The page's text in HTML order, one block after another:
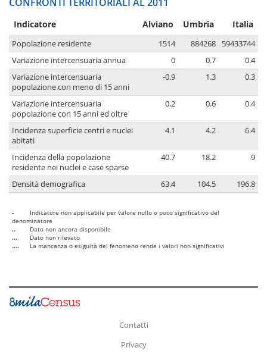
Indicatore Alviano Umbria Italia
Popolazione residente 1514 884268
59433744
Variazione intercensuaria annua
0 0.7
0.4
Variazione intercensuaria
popolazione con meno di 15 anni
-0.9 1.3 0.3
Variazione intercensuaria
popolazione con 15 anni ed oltre
0.2 0.6 0.4
Incidenza superficie centri e nuclei
abitati
4.1 4.2 6.4
Incidenza della popolazione
residente nei nuclei e case sparse
40.7 18.2 9
Densità demografica 63.4 104.5 196.8
-
Indicatore non applicabile per valore nullo o poco significativo del
denominatore
..
Dato non ancora disponibile
...
Dato non rilevato
....
La mancanza o esiguità del fenomeno rende i valori non significativi
Contatti
Privacy